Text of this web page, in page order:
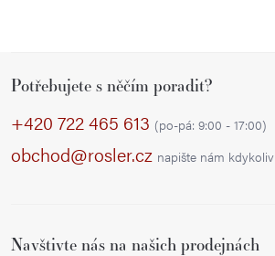
Potřebujete s něčím poradit?
+420 722 465 613 (po-pá: 9:00 - 17:00)
obchod@rosler.cz napište nám kdykoliv
Navštivte nás na našich prodejnách